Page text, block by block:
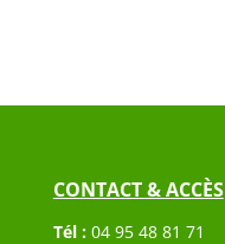
CONTACT & ACCÈS
Tél : 04 95 48 81 71